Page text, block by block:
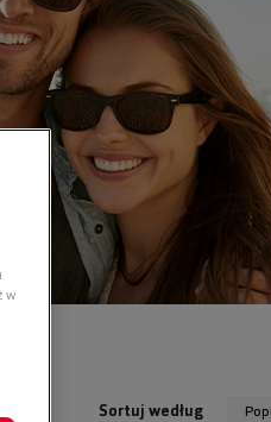
Sortuj według
w